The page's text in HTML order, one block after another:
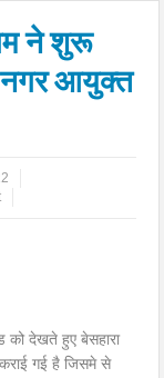
ने शुरू
नगर आयुक्त
को देखते हुए बेसहारा
गई है जिसमे से